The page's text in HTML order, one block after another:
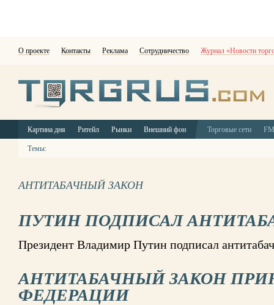
О проекте Контакты Реклама Сотрудничество Журнал «Новости
Картина дня Ритейл Рынки Внешний фон Торговые сети
Темы:
АНТИТАБАЧНЫЙ ЗАКОН
ПУТИН ПОДПИСАЛ
Президент Владимир Путин подписал
АНТИТАБАЧНЫЙ ЗАКОН
ФЕДЕРАЦИИ